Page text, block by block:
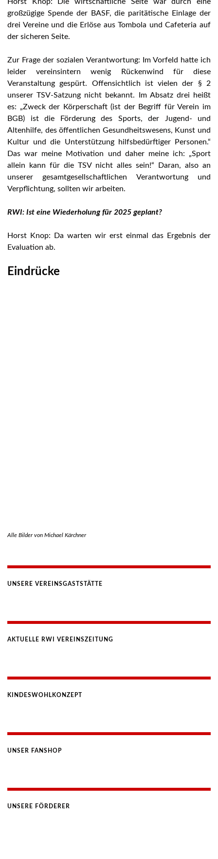
großzügige Spende der BASF, die paritätische Einlage der
drei Vereine und die Erlöse aus Tombola und Cafeteria auf
der sicheren Seite.
Zur Frage der sozialen Verantwortung: Im Vorfeld hatte ich
leider vereinsintern wenig Rückenwind für diese
Veranstaltung gespürt. Offensichtlich ist vielen der § 2
unserer TSV-Satzung nicht bekannt. Im Absatz drei heißt
es: „Zweck der Körperschaft (ist der Begriff für Verein im
BGB) ist die Förderung des Sports, der Jugend- und
Altenhilfe, des öffentlichen Gesundheitswesens, Kunst und
Kultur und die Unterstützung hilfsbedürftiger Personen.“
Das war meine Motivation und daher meine ich: „Sport
allein kann für die TSV nicht alles sein!“ Daran, also an
unserer gesamtgesellschaftlichen Verantwortung und
Verpflichtung, sollten wir arbeiten.
RWI: Ist eine Wiederholung für 2025 geplant?
Horst Knop: Da warten wir erst einmal das Ergebnis der
Evaluation ab.
Eindrücke
Alle Bilder von Michael Kärchner
UNSERE VEREINSGASTSTÄTTE
AKTUELLE RWI VEREINSZEITUNG
KINDESWOHLKONZEPT
UNSER FANSHOP
UNSERE FÖRDERER